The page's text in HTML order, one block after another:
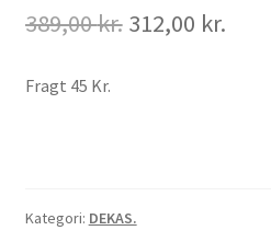
389,00kr. Den
312,00 kr.Den
Fragt 45 Kr.
Kategori: DEKAS.